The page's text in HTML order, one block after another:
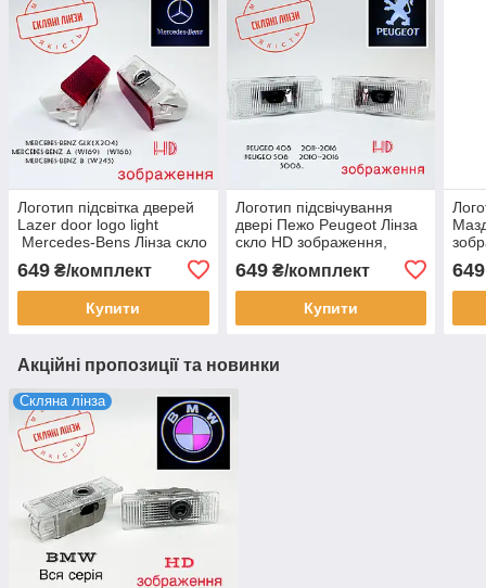
Логотип підсвітка дверей
Lazer door logo light
Mercedes-Bens Лінза скло
PREMIUM
649 ₴/комплект
Купити
Логотип підсвічування
двері Пежо Peugeot Лінза
скло HD зображення,
649₴/комплект
Купити
649
Акційні пропозиції та новинки
Скляна лінза